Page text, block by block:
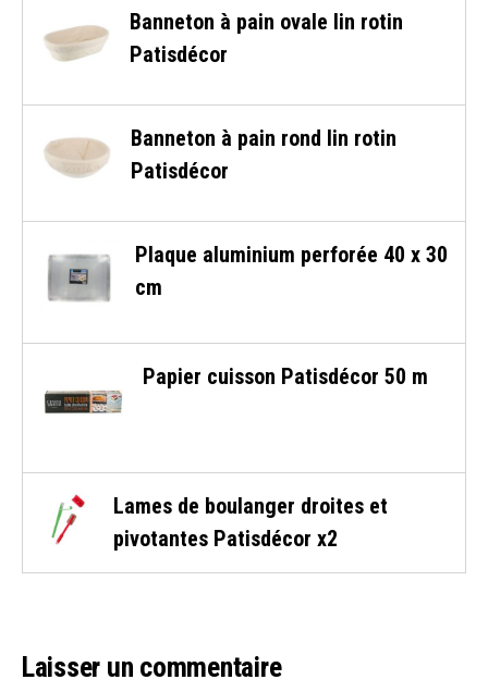
Banneton à pain ovale lin rotin
Patisdécor
Banneton à pain rond lin rotin
Patisdécor
Plaque aluminium perforée 40 x 30
cm
Papier cuisson Patisdécor 50 m
Lames de boulanger droites et
pivotantes Patisdécor x2
Laisser un commentaire